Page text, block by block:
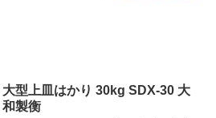
大型上皿はかり 30kg SDX-30 大
和製衡